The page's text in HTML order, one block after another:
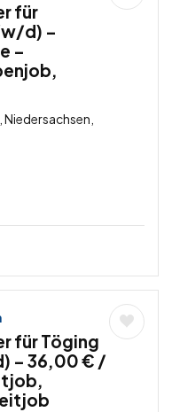
für
d) –
–
für Töging
– 36,00 € /